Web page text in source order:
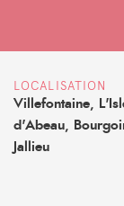
LOCALISATION
Villefontaine,
d'Abeau,
Jallieu